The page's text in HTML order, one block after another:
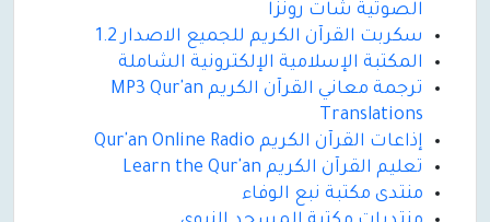
الصوتية شات رونزا
سكربت القرآن الكريم للجميع الاصدار 1.2
المكتبة الإسلامية الإلكترونية الشاملة
ترجمة معاني القرآن الكريم MP3 Qur'an
Translations
إذاعات القرآن الكريم Qur'an Online Radio
تعليم القرآن الكريم Learn the Qur'an
منتدى مكتبة نبع الوفاء